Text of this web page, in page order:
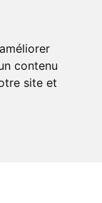
contenu
site et
un